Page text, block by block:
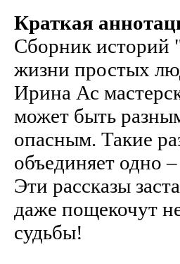
Краткая
Сборник историй
жизни простых
Ирина Ас
может быть
опасным. Такие
объединяет одно
Эти рассказы
даже пощекочут
судьбы!